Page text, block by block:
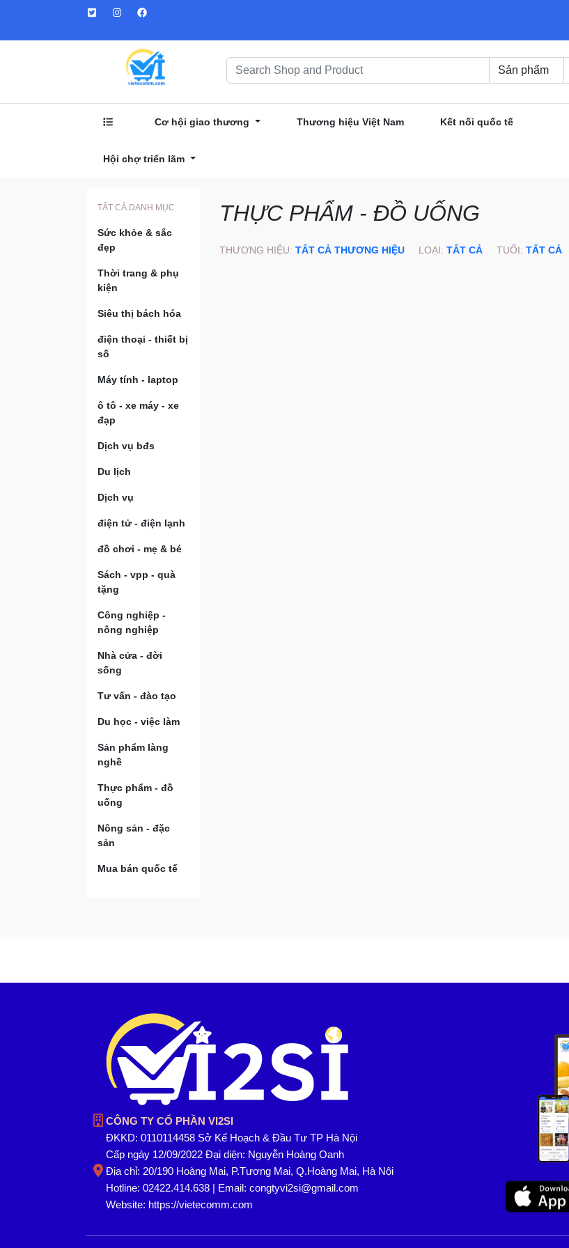
Cơ hội giao thương Thương hiệu Việt Nam Kết nối quốc tế
Hội chợ triển lãm
TẤT CẢ DANH MỤC
Sức khỏe & sắc
đẹp
Thời trang & phụ
kiện
Siêu thị bách hóa
điện thoại - thiết bị
số
Máy tính - laptop
ô tô - xe máy - xe
đạp
Dịch vụ bđs
Du lịch
Dịch vụ
điện tử - điện lạnh
đồ chơi - mẹ & bé
Sách - vpp - quà
tặng
Công nghiệp -
nông nghiệp
Nhà cửa - đời
sống
Tư vấn - đào tạo
Du học - việc làm
Sản phẩm làng
nghề
Thực phẩm - đồ
uống
Nông sản - đặc
sản
Mua bán quốc tế
THỰC PHẨM - ĐỒ UỐNG
THƯƠNG HIỆU: TẤT CẢ THƯƠNG HIỆU LOẠI: TẤT CẢ TUỔI: TẤT CẢ
CÔNG TY CỔ PHẦN VI2SI
ĐKKD: 0110114458 Sở Kế Hoạch & Đầu Tư TP Hà Nội
Cấp ngày 12/09/2022 Đại diện: Nguyễn Hoàng Oanh
Địa chỉ: 20/190 Hoàng Mai, P.Tương Mai, Q.Hoàng Mai, Hà Nội
Hotline: 02422.414.638 | Email: congtyvi2si@gmail.com
Website: https://vietecomm.com